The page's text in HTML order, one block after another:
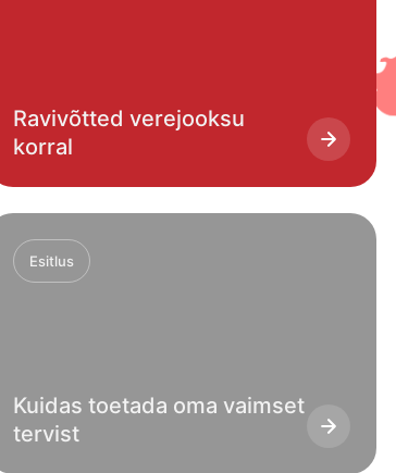
Ravivõtted verejooksu
korral
Esitlus
Kuidas toetada oma vaimset
tervist